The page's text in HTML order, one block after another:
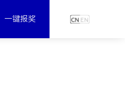
一键报奖